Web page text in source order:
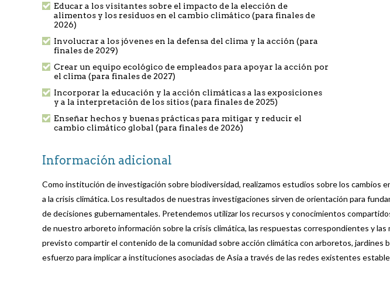
Educar a los visitantes sobre el impacto de la elección de
alimentos y los residuos en el cambio climático (para finales de
2026)
Involucrar a los jóvenes en la defensa del clima y la acción (para
finales de 2029)
Crear un equipo ecológico de empleados para apoyar la acción por
el clima (para finales de 2027)
Incorporar la educación y la acción climáticas a las exposiciones
y a la interpretación de los sitios (para finales de 2025)
Enseñar hechos y buenas prácticas para mitigar y reducir el
cambio climático global (para finales de 2026)
Información adicional
Como institución de investigación sobre biodiversidad, realizamos estudios sobre los cambios
a la crisis climática. Los resultados de nuestras investigaciones sirven de orientación para
de decisiones gubernamentales. Pretendemos utilizar los recursos y conocimientos
de nuestro arboreto información sobre la crisis climática, las respuestas correspondientes y las
previsto compartir el contenido de la comunidad sobre acción climática con arboretos, jardines
esfuerzo para implicar a instituciones asociadas de Asia a través de las redes existentes